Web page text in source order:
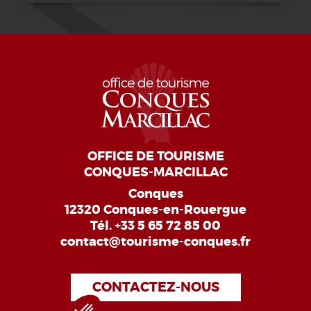
OFFICE DE TOURISME
CONQUES-MARCILLAC
Conques
12320 Conques-en-Rouergue
Tél.+33 5 65 72 85 00
contact@tourisme-conques.fr
CONTACTEZ-NOUS